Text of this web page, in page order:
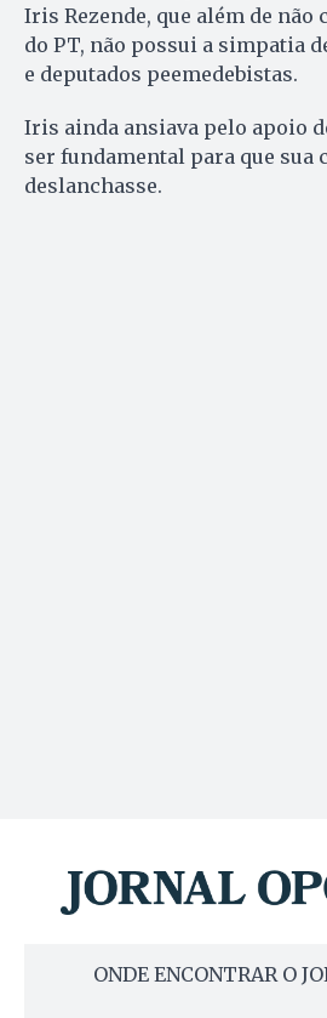
Iris Rezende, que além de não
do PT, não possui a simpatia
e deputados peemedebistas.
Iris ainda ansiava pelo apoio
ser fundamental para que sua
deslanchasse.
ONDE ENCONTRAR O